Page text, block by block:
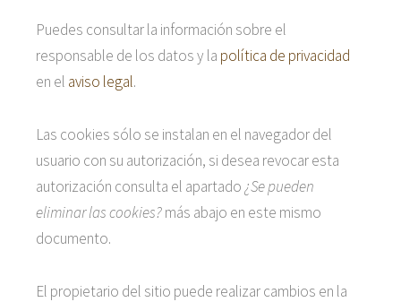
Puedes consultar la información sobre el
responsable de los datos y la política de privacidad
en el aviso legal.
Las cookies sólo se instalan en el navegador del
usuario con su autorización, si desea revocar esta
autorización consulta el apartado¿Se pueden
eliminar las cookies?más abajo en este mismo
documento.
El propietario del sitio puede realizar cambios en la